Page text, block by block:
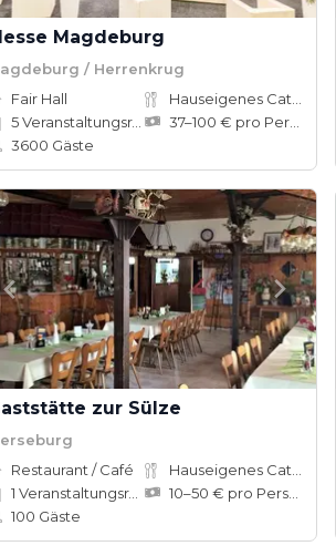
Magdeburg
/ Herrenkrug
Fair Hall
5Veranstaltungsräume
3600 Gäste
zur Sülze
Restaurant / Café
1 Veranstaltungsräume
100 Gäste